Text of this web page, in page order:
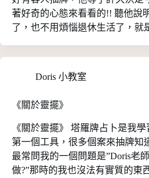
著好奇的心態來看看的!! 聽他說
了，也不用煩惱退休生活了，就
Doris 小教室
《關於靈擺》
《關於靈擺》 塔羅牌占卜是我
第一個工具，很多個案來抽牌知
最常問我的一個問題是”Doris老
做?”那時的我也沒法有實質的東